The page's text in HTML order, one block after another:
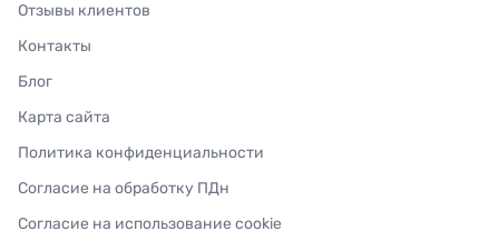
Отзывы клиентов
Контакты
Блог
Карта сайта
Политика конфиденциальности
Согласие на обработку ПДн
Согласие на использование cookie